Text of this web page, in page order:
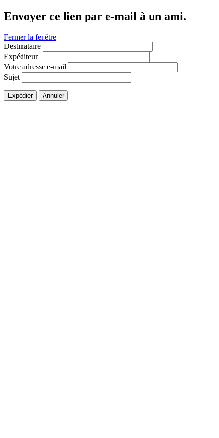
Envoyer ce lien par e-mail à un ami.
Fermer la fenêtre
Destinataire
Expéditeur
Votre adresse e-mail
Sujet
Expédier Annuler